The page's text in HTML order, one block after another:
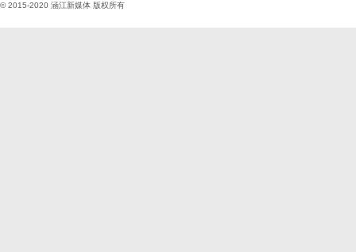
© 2015-2020 涵江新媒体 版权所有